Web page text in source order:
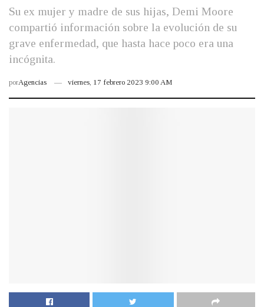
Su ex mujer y madre de sus hijas, Demi Moore
compartió información sobre la evolución de su
grave enfermedad, que hasta hace poco era una
incógnita.
porAgencias viernes, 17 febrero 2023 9:00 AM